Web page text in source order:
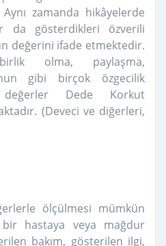
zamanda hikâyelerde
da gösterdikleri özverili
değerini ifade etmektedir.
olma, paylaşma,
gibi birçok özgecilik
değerler Dede Korkut
(Deveci ve diğerleri,
ölçülmesi mümkün
hastaya veya mağdur
bakım, gösterilen ilgi,